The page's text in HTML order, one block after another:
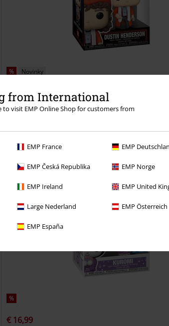
from International
to visit EMP Online Shop for customers from
EMP France EMP
EMP Česká Republika EMP Norge
EMP Ireland EMP United
Large Nederland EMP Österreich
EMP España
% Novinky
€ 14,99
Vinylová figúrka č.1887 Dustin Henderson
%
€ 16,99